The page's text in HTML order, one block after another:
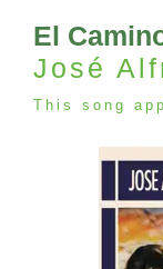
El
José
This song